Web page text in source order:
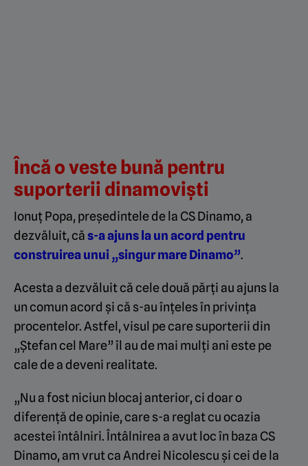
Încă o veste bună pentru
suporterii dinamoviști
Ionuț Popa, președintele de la CS Dinamo, a
dezvăluit, căs-a ajuns la un acord pentru
construirea unui „singur mare Dinamo”.
Acesta a dezvăluit că cele două părți au ajuns la
un comun acord și că s-au înțeles în privința
procentelor. Astfel, visul pe care suporterii din
„Ștefan cel Mare” îl au de mai mulți ani este pe
cale de a deveni realitate.
„Nu a fost niciun blocaj anterior, ci doar o
diferență de opinie, care s-a reglat cu ocazia
acestei întâlniri. Întâlnirea a avut loc în baza CS
Dinamo, am vrut ca Andrei Nicolescu și cei de la